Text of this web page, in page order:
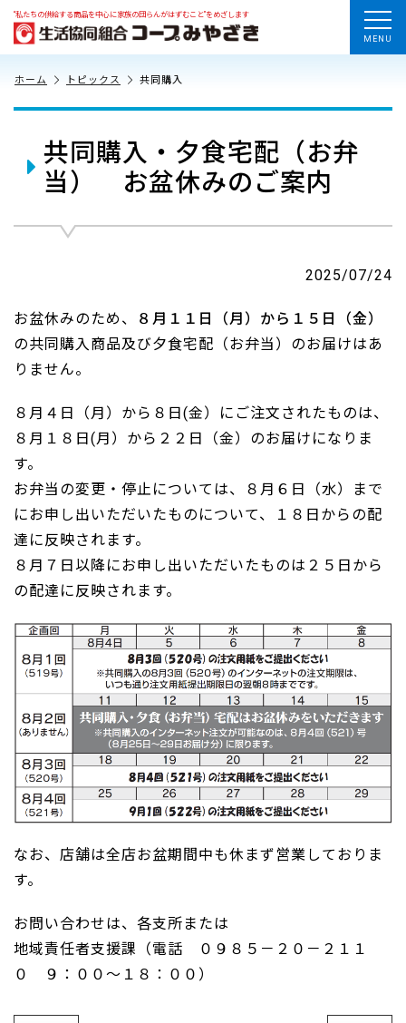
“私たちの供給する商品を中心に家族の団らんがはずむこと”をめざします
MENU
ホーム トピックス 共同購入
共同購入・夕食宅配（お弁
当） お盆休みのご案内
2025/07/24
お盆休みのため、
８月１１日（月）から１５日（金）
の共同購入商品及び夕食宅配（お弁当）のお届けはあ
りません。
８月４日（月）から８日(金）にご注文されたものは、
８月１８日(月）から２２日（金）のお届けになりま
す。
お弁当の変更・停止については、８月６日（水）まで
にお申し出いただいたものについて、１８日からの配
達に反映されます。
８月７日以降にお申し出いただいたものは２５日から
の配達に反映されます。
なお、店舗は全店お盆期間中も休まず営業しておりま
す。
お問い合わせは、各支所または
地域責任者支援課（電話 ０９８５－２０－２１１
０ ９：００～１８：００）